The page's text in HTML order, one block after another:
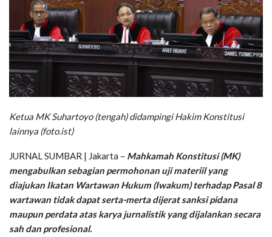
Ketua MK Suhartoyo (tengah) didampingi Hakim Konstitusi
lainnya (foto.ist)
JURNAL SUMBAR | Jakarta – Mahkamah Konstitusi (MK)
mengabulkan sebagian permohonan uji materiil yang
diajukan Ikatan Wartawan Hukum (Iwakum) terhadap Pasal 8
wartawan tidak dapat serta-merta dijerat sanksi pidana
maupun perdata atas karya jurnalistik yang dijalankan secara
sah dan profesional.